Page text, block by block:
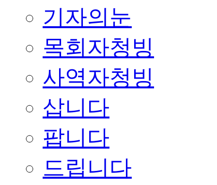
기자의눈
목회자청빙
사역자청빙
삽니다
팝니다
드립니다